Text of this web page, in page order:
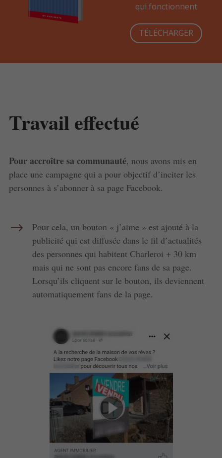
qui fonctionnent
TÉLÉCHARGER
Travail effectué
Pour accroître sa communauté, nous avons mis en
place une campagne qui a pour objectif d’inciter les
personnes à s’abonner à sa page Facebook.
$
Pour cela, un bouton « j’aime » est ajouté à la
publicité qui est diffusée dans le fil d’actualités
des personnes qui habitent Charleroi + 30 km
mais qui ne sont pas encore fans de sa page.
Lorsqu’ils cliquent sur le bouton, ils deviennent
automatiquement fans de la page.